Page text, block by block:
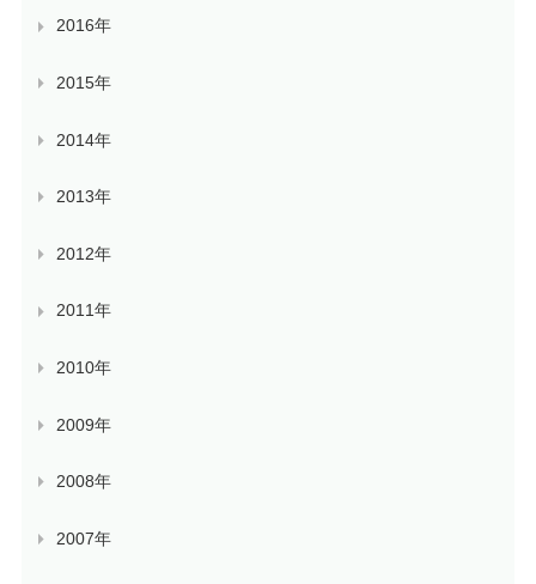
2016年
2015年
2014年
2013年
2012年
2011年
2010年
2009年
2008年
2007年